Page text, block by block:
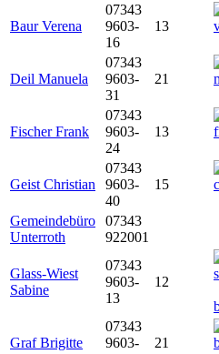
Baur Verena
07343
9603-
16
13
Deil Manuela
07343
9603-
31
21
Fischer Frank
07343
9603-
24
13
Geist Christian
07343
9603-
40
15
Gemeindebüro
Unterroth
07343
922001
Glass-Wiest
Sabine
07343
9603-
13
12
Graf Brigitte
07343
9603-
21